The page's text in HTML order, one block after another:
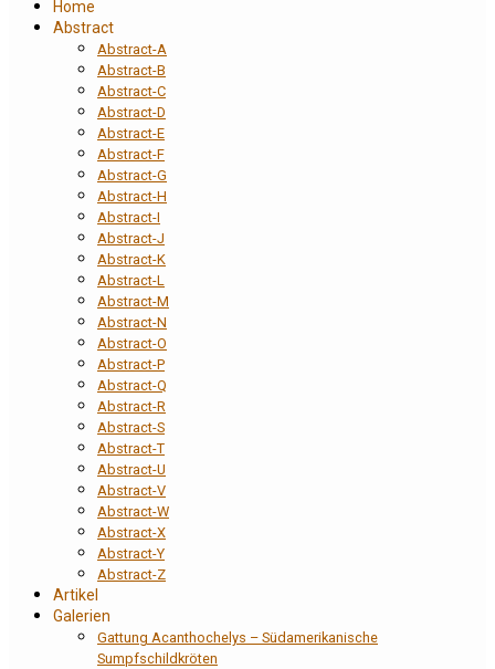
Home
Abstract
Abstract-A
Abstract-B
Abstract-C
Abstract-D
Abstract-E
Abstract-F
Abstract-G
Abstract-H
Abstract-I
Abstract-J
Abstract-K
Abstract-L
Abstract-M
Abstract-N
Abstract-O
Abstract-P
Abstract-Q
Abstract-R
Abstract-S
Abstract-T
Abstract-U
Abstract-V
Abstract-W
Abstract-X
Abstract-Y
Abstract-Z
Artikel
Galerien
Gattung Acanthochelys – Südamerikanische
Sumpfschildkröten